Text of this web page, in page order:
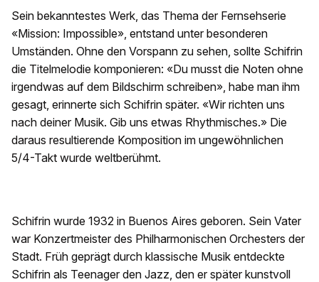
Sein bekanntestes Werk, das Thema der Fernsehserie
«Mission: Impossible», entstand unter besonderen
Umständen. Ohne den Vorspann zu sehen, sollte Schifrin
die Titelmelodie komponieren: «Du musst die Noten ohne
irgendwas auf dem Bildschirm schreiben», habe man ihm
gesagt, erinnerte sich Schifrin später. «Wir richten uns
nach deiner Musik. Gib uns etwas Rhythmisches.» Die
daraus resultierende Komposition im ungewöhnlichen
5/4-Takt wurde weltberühmt.
Schifrin wurde 1932 in Buenos Aires geboren. Sein Vater
war Konzertmeister des Philharmonischen Orchesters der
Stadt. Früh geprägt durch klassische Musik entdeckte
Schifrin als Teenager den Jazz, den er später kunstvoll